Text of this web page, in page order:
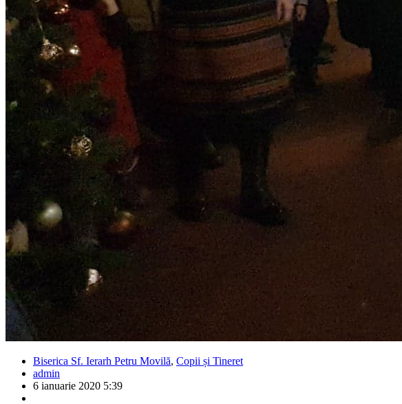
Biserica Sf. Ierarh Petru Movilă, Copii și Tineret
admin
6 ianuarie 2020 5:39